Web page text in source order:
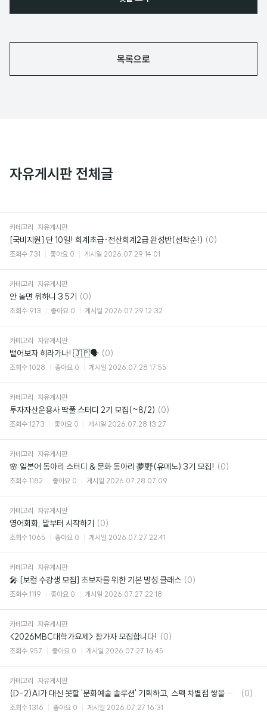
목록으로
자유게시판 전체글
카테고리 자유게시판
[국비지원] 단 10일! 회계초급·전산회계2급 완성반(선착순!) 댓
(0)
조회수 731 좋아요 0 게시일 2026.07.29 14:01
카테고리 자유게시판
안 놀면 뭐하니 3.5기
댓
글
(0)
조회수 913 좋아요 0 게시일 2026.07.29 12:32
카테고리 자유게시판
뱉어보자 히라가나! 🇯🇵🗣️ 댓
글
(0)
조회수 1028 좋아요 0 게시일 2026.07.28 17:55
카테고리 자유게시판
투자자산운용사 딱풀 스터디 2기 모집(~8/2) 댓
글
(0)
조회수 1273 좋아요 0 게시일 2026.07.28 13:27
카테고리 자유게시판
🌸 일본어 동아리 스터디 & 문화 동아리 夢野(유메노) 3기 모집! 댓
(0)
조회수 1182 좋아요 0 게시일 2026.07.28 07:09
카테고리 자유게시판
영어회화, 말부터 시작하기
댓
글
(0)
조회수 1065 좋아요 0 게시일 2026.07.27 22:41
카테고리 자유게시판
🎤 [보컬 수강생 모집] 초보자를 위한 기본 발성 클래스 댓
(0)
조회수 1119 좋아요 0 게시일 2026.07.27 22:18
카테고리 자유게시판
<2026MBC대학가요제> 참가자 모집합니다! 댓
글
(0)
조회수 957 좋아요 0 게시일 2026.07.27 16:45
카테고리 자유게시판
(D-2)AI가 대신 못할 '문화예술 솔루션' 기획하고, 스펙 차별점 쌓을 사람 주목!🔥
댓
(0)
조회수 1316 좋아요 0 게시일 2026.07.27 16:31